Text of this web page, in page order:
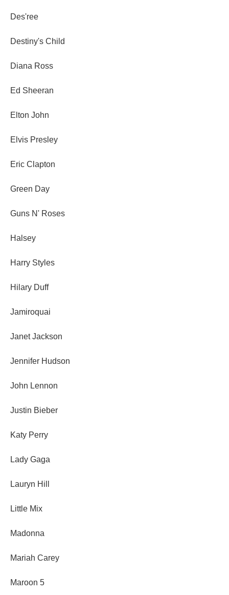
Des'ree
Destiny's Child
Diana Ross
Ed Sheeran
Elton John
Elvis Presley
Eric Clapton
Green Day
Guns N' Roses
Halsey
Harry Styles
Hilary Duff
Jamiroquai
Janet Jackson
Jennifer Hudson
John Lennon
Justin Bieber
Katy Perry
Lady Gaga
Lauryn Hill
Little Mix
Madonna
Mariah Carey
Maroon 5